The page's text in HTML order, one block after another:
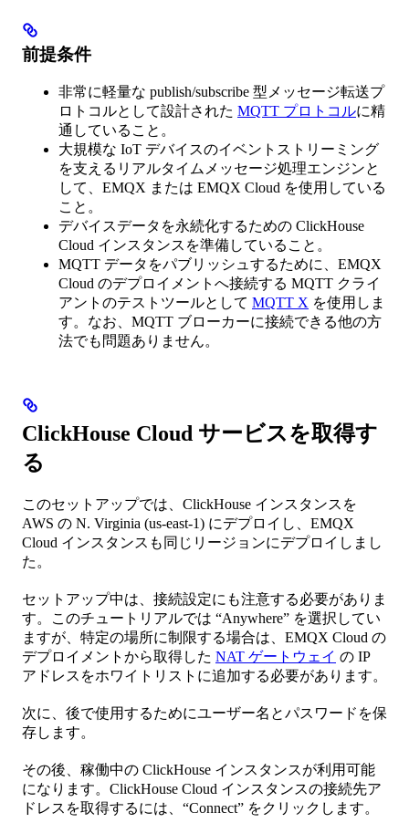
前提条件
非常に軽量な publish/subscribe 型メッセージ転送プ
ロトコルとして設計された MQTT プロトコルに精
通していること。
大規模な IoT デバイスのイベントストリーミング
を支えるリアルタイムメッセージ処理エンジンと
して、EMQX または EMQX Cloud を使用している
こと。
デバイスデータを永続化するための ClickHouse
Cloud インスタンスを準備していること。
MQTT データをパブリッシュするために、EMQX
Cloud のデプロイメントへ接続する MQTT クライ
アントのテストツールとして MQTT X を使用しま
す。なお、MQTT ブローカーに接続できる他の方
法でも問題ありません。
ClickHouse Cloud サービスを取得す
る
このセットアップでは、ClickHouse インスタンスを
AWS の N. Virginia (us-east-1) にデプロイし、EMQX
Cloud インスタンスも同じリージョンにデプロイしまし
た。
セットアップ中は、接続設定にも注意する必要がありま
す。このチュートリアルでは “Anywhere” を選択してい
ますが、特定の場所に制限する場合は、EMQX Cloud の
デプロイメントから取得した NAT ゲートウェイ の IP
アドレスをホワイトリストに追加する必要があります。
次に、後で使用するためにユーザー名とパスワードを保
存します。
その後、稼働中の ClickHouse インスタンスが利用可能
になります。ClickHouse Cloud インスタンスの接続先ア
ドレスを取得するには、“Connect” をクリックします。